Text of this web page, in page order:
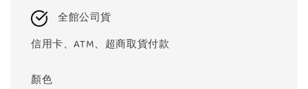
全館公司貨
信用卡、ATM、超商取貨付款
顏色